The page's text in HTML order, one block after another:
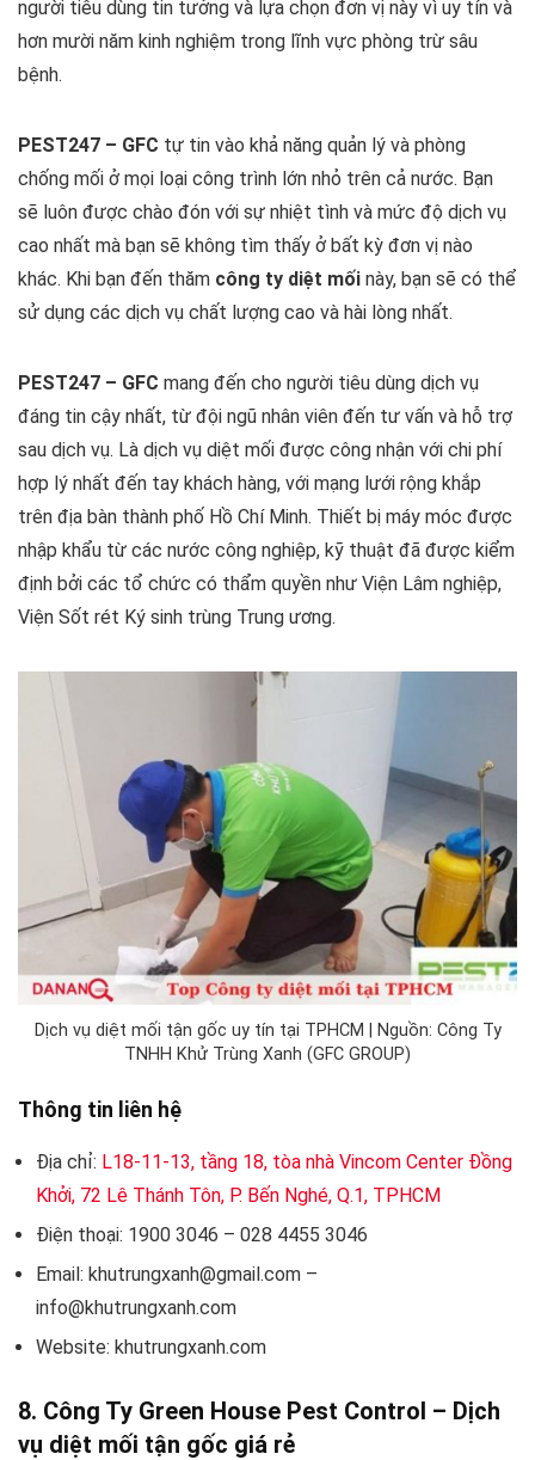
người tiêu dùng tin tưởng và lựa chọn đơn vị này vì uy tín và
hơn mười năm kinh nghiệm trong lĩnh vực phòng trừ sâu
bệnh.
PEST247 – GFC tự tin vào khả năng quản lý và phòng
chống mối ở mọi loại công trình lớn nhỏ trên cả nước. Bạn
sẽ luôn được chào đón với sự nhiệt tình và mức độ dịch vụ
cao nhất mà bạn sẽ không tìm thấy ở bất kỳ đơn vị nào
khác. Khi bạn đến thăm công ty diệt mối này, bạn sẽ có thể
sử dụng các dịch vụ chất lượng cao và hài lòng nhất.
PEST247 – GFC mang đến cho người tiêu dùng dịch vụ
đáng tin cậy nhất, từ đội ngũ nhân viên đến tư vấn và hỗ trợ
sau dịch vụ. Là dịch vụ diệt mối được công nhận với chi phí
hợp lý nhất đến tay khách hàng, với mạng lưới rộng khắp
trên địa bàn thành phố Hồ Chí Minh. Thiết bị máy móc được
nhập khẩu từ các nước công nghiệp, kỹ thuật đã được kiểm
định bởi các tổ chức có thẩm quyền như Viện Lâm nghiệp,
Viện Sốt rét Ký sinh trùng Trung ương.
Dịch vụ diệt mối tận gốc uy tín tại TPHCM | Nguồn: Công Ty
TNHH Khử Trùng Xanh (GFC GROUP)
Thông tin liên hệ
Địa chỉ: L18-11-13, tầng 18, tòa nhà Vincom Center Đồng
Khởi, 72 Lê Thánh Tôn, P. Bến Nghé, Q.1, TPHCM
Điện thoại: 1900 3046 – 028 4455 3046
Email: khutrungxanh@gmail.com –
info@khutrungxanh.com
Website: khutrungxanh.com
8. Công Ty Green House Pest Control – Dịch
vụ diệt mối tận gốc giá rẻ